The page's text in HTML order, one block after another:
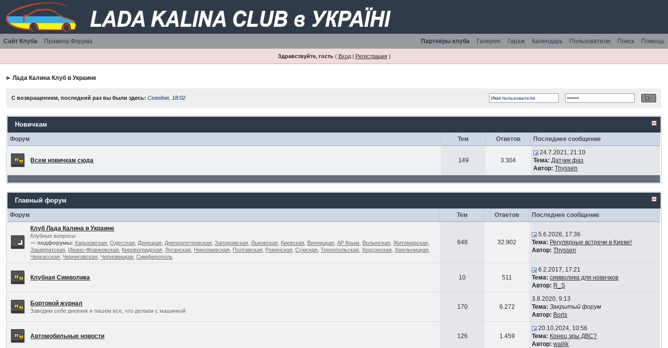
Сайт Клуба Правила Форума Помощь
Поиск
Пользователи
Календарь
Гараж
Галерея
Партнёры клуба
Здравствуйте, гость( Вход| Регистрация)
Лада Калина Клуб в Украине
С возвращением, последний раз вы были здесь:Сегодня, 18:02
Новичкам
Форум Тем Ответов Последнее сообщение
Всем новичкам сюда 149 3.304
24.7.2021, 21:10
Тема: Датчик фаз
Автор: Thyssen
Главный форум
Форум Тем Ответов
Последнее сообщение
Клуб Лада Калина в Украине
Клубные вопросы
— подфорумы: Харьковская ,Одесская Донецкая Днепропетровская ,Запорожская Львовская Киевская Винницкая ,АР Крым Волынская ,Житомирская
Закарпатская Ивано-Франковская Кировоградская Луганская Николаевская Полтавская Ровенская ,Сумская ,Тернопольская ,Херсонская ,Хмельницкая
Черкасская Черниговская Черновицкая ,Симферополь
648 32.902
5.6.2026, 17:36
Тема: Регулярные встречи в Киеве!
Автор: Thyssen
Клубная Символика 10 511
6.2.2017, 17:21
Тема: символика для новичков
Автор: R_S
Бортовой журнал
Заводим себе дневник и пишем все, что делаем с машинкой
170 6.272
3.8.2020, 9:13
Тема: Закрытый форум
Автор: Boris
Автомобильные новости 126 1.459
20.10.2024, 10:56
Тема: Конец эры ДВС?
Автор: wallik